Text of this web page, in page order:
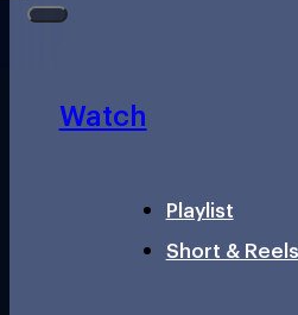
Watch
Playlist
Short & Reels